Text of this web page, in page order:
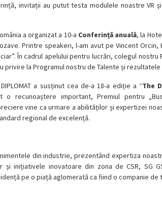
invitații au putut testa modulele noastre VR
a organizat a 10-a Conferință anuală, la
Printre speakeri, l-am avut pe Vincent Orcin,
În cadrul apelului pentru lucrări, colegul nostru
privire la Programul nostru de Talente și
a susținut cea de-a 18-a ediție a “The
o recunoaștere important, Premiul pentru
vine ca urmare a abilităților și expertizei
regional de excelență.
din industrie, prezentând expertiza
și inițiativele inovatoare din zona de CSR, SG
pe o piață aglomerată ca fiind o companie de